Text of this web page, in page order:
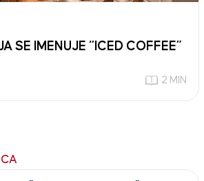
SE IMENUJE “ICED COFFEE”
2 MIN